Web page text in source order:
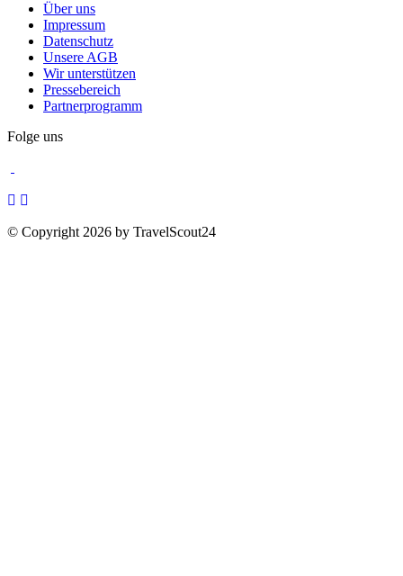
Über uns
Impressum
Datenschutz
Unsere AGB
Wir unterstützen
Pressebereich
Partnerprogramm
Folge uns
© Copyright 2026 by TravelScout24